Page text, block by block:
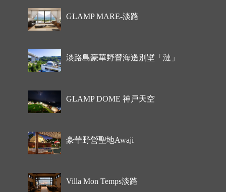
GLAMP MARE-淡路
淡路島豪華野營海邊別墅「漣」
GLAMP DOME 神戸天空
豪華野營聖地Awaji
Villa Mon Temps淡路